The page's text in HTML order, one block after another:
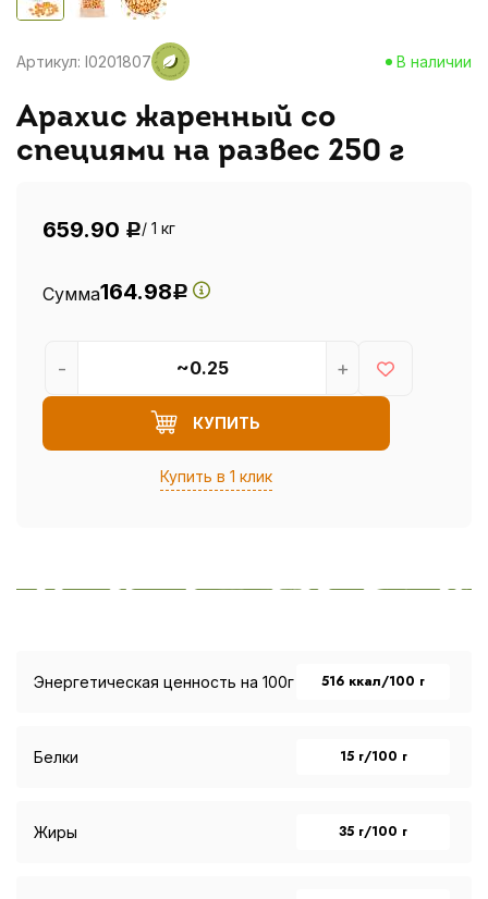
Артикул: I0201807 В наличии
Арахис жаренный со
специями на развес 250 г
659.90 Р/ 1 кг
Сумма164.98Р
КУПИТЬ
Купить в 1 клик
- +
Энергетическая ценность на 100г 516 ккал/100 г
Белки 15 г/100 г
Жиры 35 г/100 г